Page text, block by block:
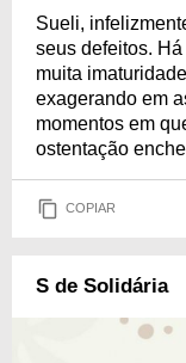
Sueli,
seus defeitos.
muita
exagerando em
momentos em
ostentação
COPIAR
S de Solidária